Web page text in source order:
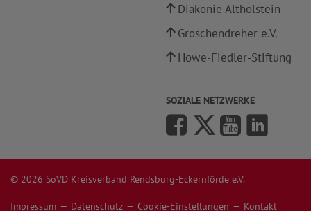
Diakonie Altholstein
Groschendreher e.V.
Howe-Fiedler-Stiftung
SOZIALE NETZWERKE
© 2026 SoVD Kreisverband Rendsburg-Eckernförde e.V.
Impressum Datenschutz Cookie-Einstellungen Kontakt